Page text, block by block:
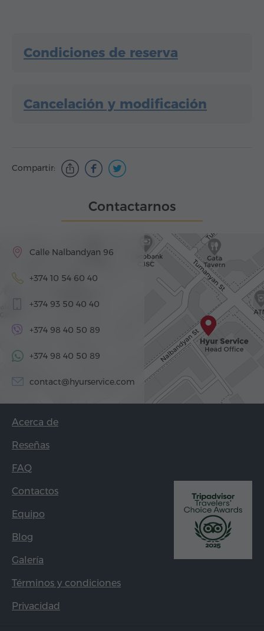
Condiciones de reserva
Cancelación y modificación
Compartir:
Contactarnos
Calle Nalbandyan 96
+374 10 54 60 40
+374 93 50 40 40
+374 98 40 50 89
+374 98 40 50 89
contact@hyurservice.com
Acerca de
Reseñas
FAQ
Contactos
Equipo
Blog
Galería
Términos y condiciones
Privacidad